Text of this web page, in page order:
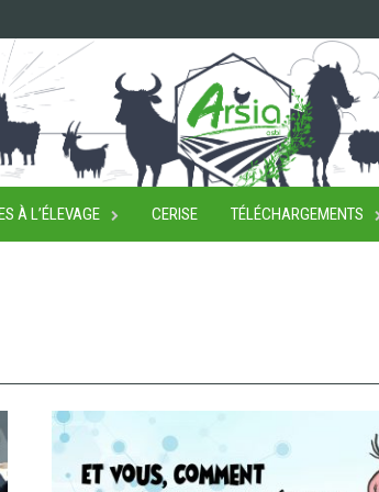
À L’ÉLEVAGE CERISE TÉLÉCHARGEMENTS